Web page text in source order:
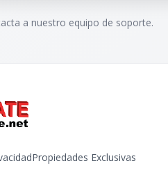
a nuestro equipo de soporte.
Propiedades Exclusivas